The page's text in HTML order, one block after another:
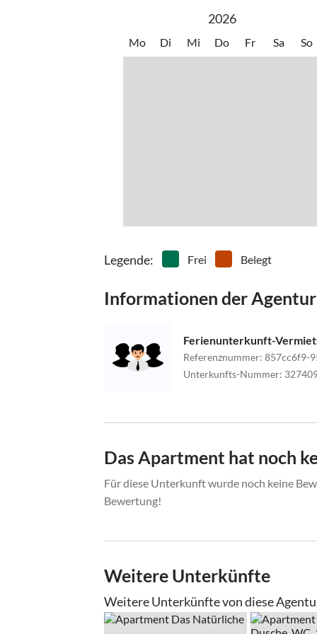
Von Süden kommend: Villach -
Ennstal - Ruperting/Höhenfeld
2026
Mo Di Mi Do Fr Sa So
Legende: Frei Belegt
Informationen der Agentur
Ferienunterkunft-
Referenznummer: 857cc6f9-
Unterkunfts-Nummer:
Das Apartment hat noch
Für diese Unterkunft wurde noch keine
Bewertung!
Weitere Unterkünfte
Weitere Unterkünfte von diese